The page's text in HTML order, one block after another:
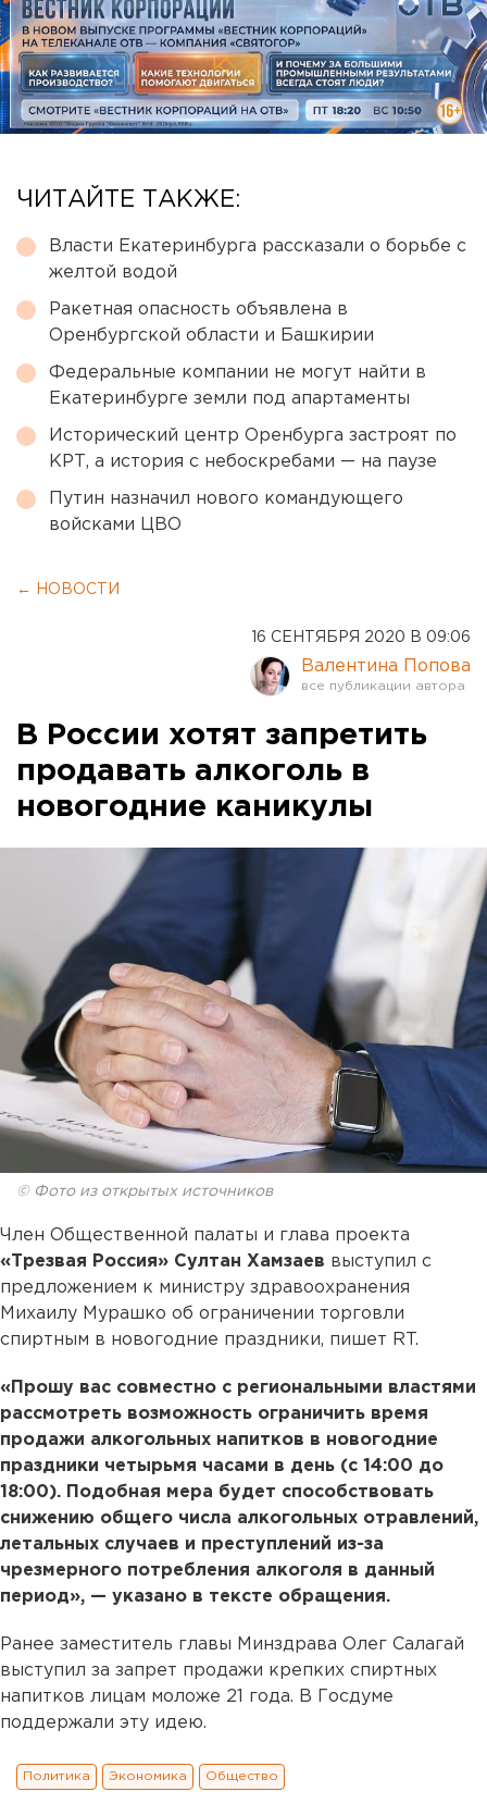
ЧИТАЙТЕ ТАКЖЕ:
Власти Екатеринбурга рассказали о борьбе с
желтой водой
Ракетная опасность объявлена в
Оренбургской области и Башкирии
Федеральные компании не могут найти в
Екатеринбурге земли под апартаменты
Исторический центр Оренбурга застроят по
КРТ, а история с небоскребами — на паузе
Путин назначил нового командующего
войсками ЦВО
← НОВОСТИ
16 СЕНТЯБРЯ 2020 В 09:06
Валентина Попова
В России хотят запретить
продавать алкоголь в
новогодние каникулы
© Фото из открытых источников
Член Общественной палаты и глава проекта
«Трезвая Россия» Султан Хамзаев выступил с
предложением к министру здравоохранения
Михаилу Мурашко об ограничении торговли
спиртным в новогодние праздники, пишет RT.
«Прошу вас совместно с региональными властями
рассмотреть возможность ограничить время
продажи алкогольных напитков в новогодние
праздники четырьмя часами в день (с 14:00 до
18:00). Подобная мера будет способствовать
снижению общего числа алкогольных отравлений,
летальных случаев и преступлений из-за
чрезмерного потребления алкоголя в данный
период», — указано в тексте обращения.
Ранее заместитель главы Минздрава Олег Салагай
выступил за запрет продажи крепких спиртных
напитков лицам моложе 21 года. В Госдуме
поддержали эту идею.
Политика Экономика Общество